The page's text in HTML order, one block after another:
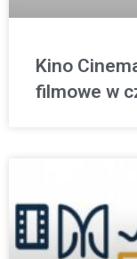
Kino
filmowe w